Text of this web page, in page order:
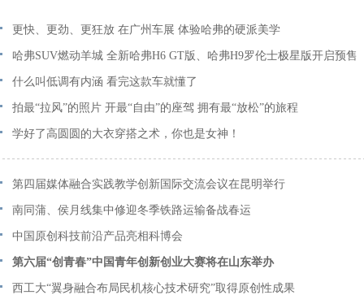
更快、更劲、更狂放 在广州车展 体验哈弗的硬派美学
哈弗SUV燃动羊城 全新哈弗H6 GT版、哈弗H9罗伦士极星版开启预售
什么叫低调有内涵 看完这款车就懂了
拍最“拉风”的照片 开最“自由”的座驾 拥有最“放松”的旅程
学好了高圆圆的大衣穿搭之术，你也是女神！
第四届媒体融合实践教学创新国际交流会议在昆明举行
南同蒲、侯月线集中修迎冬季铁路运输备战春运
中国原创科技前沿产品亮相科博会
第六届“创青春”中国青年创新创业大赛将在山东举办
西工大“翼身融合布局民机核心技术研究”取得原创性成果